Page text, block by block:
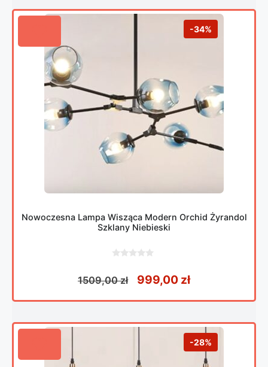
-34%
Nowoczesna Lampa Wisząca Modern Orchid Żyrandol
Szklany Niebieski
5
1509,00zł Pierwotna cena
999,00 złAktualna
-28%